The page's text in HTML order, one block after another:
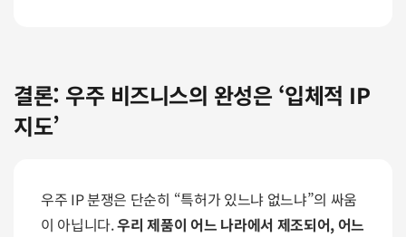
결론: 우주 비즈니스의 완성은 ‘입체적 IP
지도’
우주 IP 분쟁은 단순히 “특허가 있느냐 없느냐”의 싸움
이 아닙니다. 우리 제품이 어느 나라에서 제조되어, 어느